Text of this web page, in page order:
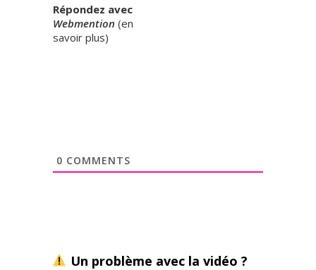
Répondez avec
Webmention (en
savoir plus)
0 COMMENTS
Un problème avec la vidéo ?